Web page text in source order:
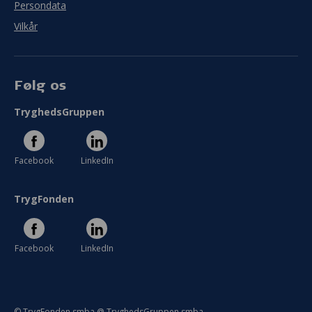
Persondata
Vilkår
Følg os
TryghedsGruppen
Facebook LinkedIn
TrygFonden
Facebook LinkedIn